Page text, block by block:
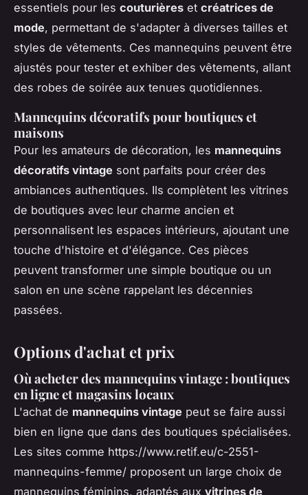
essentiels pour les couturières et créatrices de
mode, permettant de s'adapter à diverses tailles et
styles de vêtements. Ces mannequins peuvent être
ajustés pour tester et exhiber des vêtements, allant
des robes de soirée aux tenues quotidiennes.
Mannequins décoratifs pour boutiques et
maisons
Pour les amateurs de décoration, les mannequins
décoratifs vintage sont parfaits pour créer des
ambiances authentiques. Ils complètent les vitrines
de boutiques avec leur charme ancien et
personnalisent les espaces intérieurs, ajoutant une
touche d'histoire et d'élégance. Ces pièces
peuvent transformer une simple boutique ou un
salon en une scène rappelant les décennies
passées.
Options d'achat et prix
Où acheter des mannequins vintage : boutiques
en ligne et magasins locaux
L'achat de mannequins vintage peut se faire aussi
bien en ligne que dans des boutiques spécialisées.
Les sites comme https://www.retif.eu/c-2551-
mannequins-femme/ proposent un large choix de
mannequins féminins, adaptés aux vitrines de